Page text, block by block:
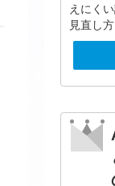
えにく
見直し